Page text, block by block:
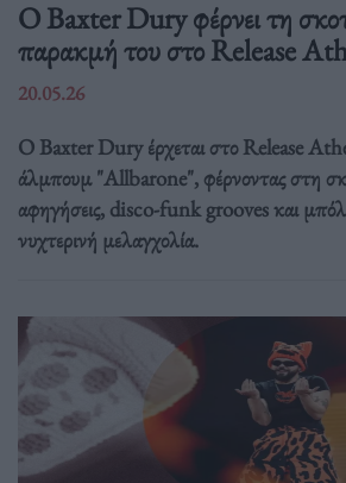
Ο Baxter Dury φέρνει τη
παρακμή του στο Release
20.05.26
Ο Baxter Dury έρχεται στο Release
άλμπουμ "Allbarone", φέρνοντας στη
αφηγήσεις, disco-funk grooves και
νυχτερινή μελαγχολία.